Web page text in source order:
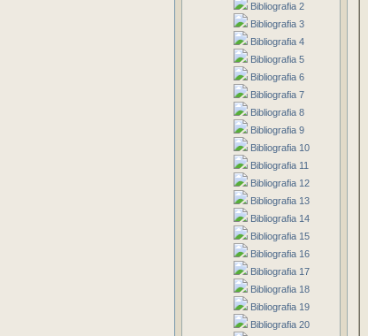
Bibliografia 2
Bibliografia 3
Bibliografia 4
Bibliografia 5
Bibliografia 6
Bibliografia 7
Bibliografia 8
Bibliografia 9
Bibliografia 10
Bibliografia 11
Bibliografia 12
Bibliografia 13
Bibliografia 14
Bibliografia 15
Bibliografia 16
Bibliografia 17
Bibliografia 18
Bibliografia 19
Bibliografia 20